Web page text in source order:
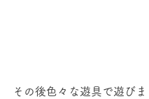
その後色々な遊具で遊びま